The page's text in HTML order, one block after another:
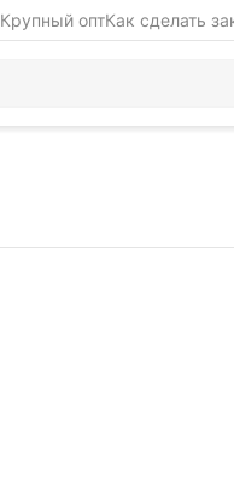
Крупный оптКак сделать